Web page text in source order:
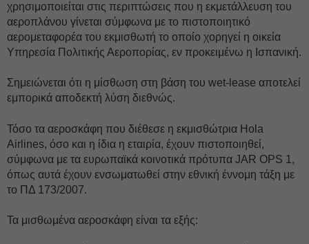
χρησιμοποιείται στις περιπτώσεις που η εκμετάλλευση του
αεροπλάνου γίνεται σύμφωνα με το πιστοποιητικό
αερομεταφορέα του εκμισθωτή το οποίο χορηγεί η οικεία
Υπηρεσία Πολιτικής Αεροπορίας, εν προκειμένω η Ισπανική.
Σημειώνεται ότι η μίσθωση στη βάση του wet-lease αποτελεί
εμπορικά αποδεκτή λύση διεθνώς.
Τόσο τα αεροσκάφη που διέθεσε η εκμισθώτρια Hola
Airlines, όσο και η ίδια η εταιρία, έχουν πιστοποιηθεί,
σύμφωνα με τα ευρωπαϊκά κοινοτικά πρότυπα JAR OPS 1,
όπως αυτά έχουν ενσωματωθεί στην εθνική έννομη τάξη με
το ΠΔ 173/2007.
Τα μισθωμένα αεροσκάφη είναι τα εξής: